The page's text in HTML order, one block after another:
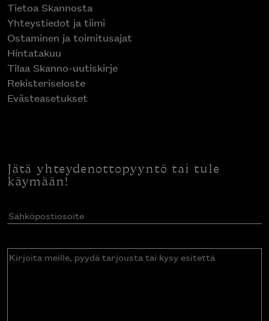
Tietoa Skannosta
Yhteystiedot ja tiimi
Ostaminen ja toimitusajat
Hintatakuu
Tilaa Skanno-uutiskirje
Rekisteriseloste
Evästeasetukset
Jätä yhteydenottopyyntö tai tule
käymään!
Sähköpostiosoite(Pakollinen)
Kirjoita